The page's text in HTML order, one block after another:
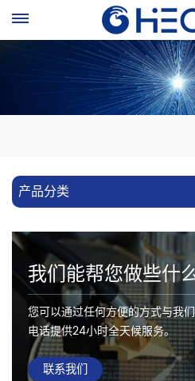
产品分类
我们能帮您做些什
您可以通过任何方便的方式与我
电话提供24小时全天候服务。
联系我们